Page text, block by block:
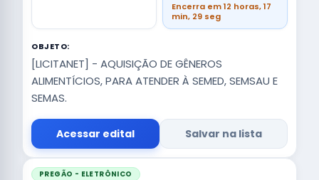
Encerra em 12 horas, 17
min, 28 seg
OBJETO:
[LICITANET] - AQUISIÇÃO DE GÊNEROS
ALIMENTÍCIOS, PARA ATENDER À SEMED, SEMSAU E
SEMAS.
Acessar edital Salvar na lista
PREGÃO - ELETRÔNICO